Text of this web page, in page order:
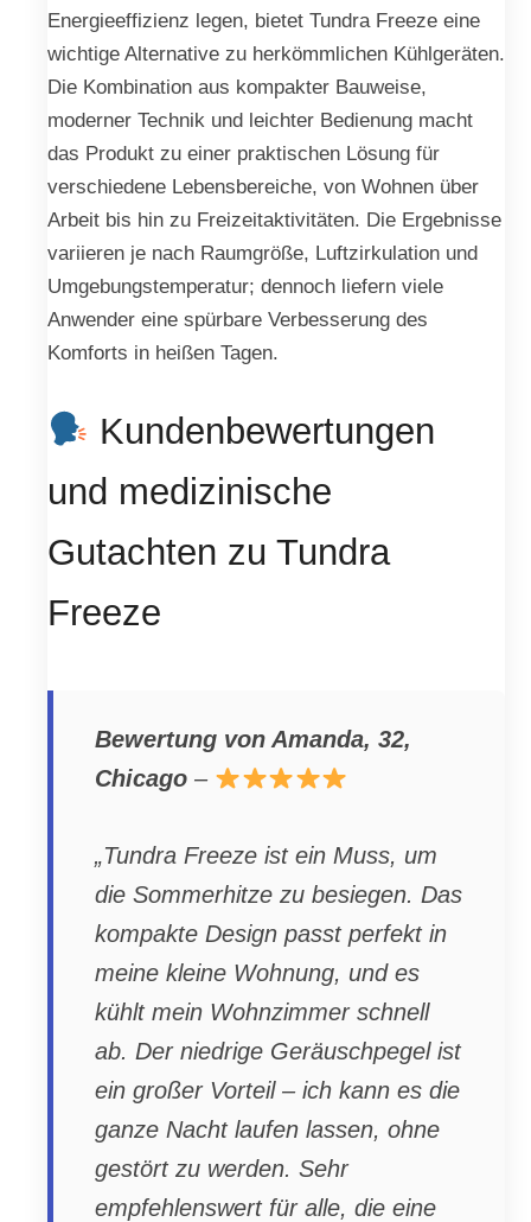
Energieeffizienz legen, bietet Tundra Freeze eine
wichtige Alternative zu herkömmlichen Kühlgeräten.
Die Kombination aus kompakter Bauweise,
moderner Technik und leichter Bedienung macht
das Produkt zu einer praktischen Lösung für
verschiedene Lebensbereiche, von Wohnen über
Arbeit bis hin zu Freizeitaktivitäten. Die Ergebnisse
variieren je nach Raumgröße, Luftzirkulation und
Umgebungstemperatur; dennoch liefern viele
Anwender eine spürbare Verbesserung des
Komforts in heißen Tagen.
Kundenbewertungen
und medizinische
Gutachten zu Tundra
Freeze
Bewertung von Amanda, 32,
Chicago –
„Tundra Freeze ist ein Muss, um
die Sommerhitze zu besiegen. Das
kompakte Design passt perfekt in
meine kleine Wohnung, und es
kühlt mein Wohnzimmer schnell
ab. Der niedrige Geräuschpegel ist
ein großer Vorteil – ich kann es die
ganze Nacht laufen lassen, ohne
gestört zu werden. Sehr
empfehlenswert für alle, die eine